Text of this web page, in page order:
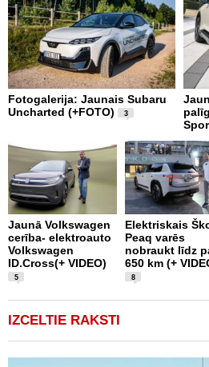
Fotogalerija: Jaunais Subaru
Uncharted (+FOTO)
3
Jaunā Volkswagen
cerība- elektroauto
Volkswagen
ID.Cross(+ VIDEO)
5
Elektriskais
Peaq varēs
nobraukt līdz
650 km (+
8
IZCELTIE RAKSTI